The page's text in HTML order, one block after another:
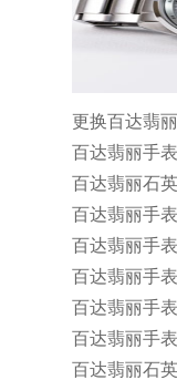
更换百达翡
百达翡丽手
百达翡丽石
百达翡丽手
百达翡丽手
百达翡丽手
百达翡丽手
百达翡丽手
百达翡丽石